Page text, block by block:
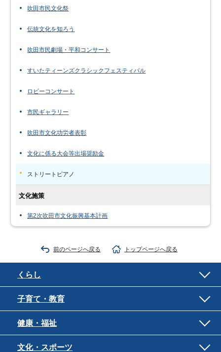
吹田市民文化祭
伝統文化を知ろう
吹田市民劇場・平和コンサート
すいたティーンズクラシックフェスティバル
ロビーコンサート
市民ギャラリー
吹田市文化功労者表彰
文化に係る大会等出場奨励金
ストリートピアノ
文化施策
第2次吹田市文化振興基本計画
前のページへ戻る トップページへ戻る
くらし
子育て・教育
健康・福祉
文化・スポーツ